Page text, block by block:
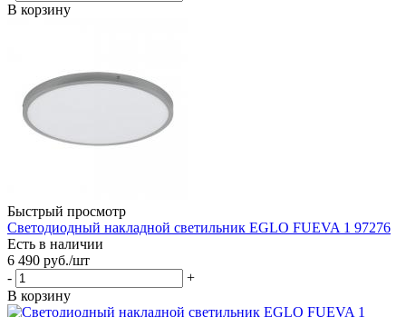
В корзину
Быстрый просмотр
Светодиодный накладной светильник EGLO FUEVA 1 97276
Есть в наличии
6 490 руб./шт
-
+
В корзину